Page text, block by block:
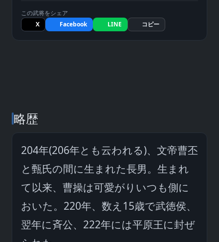
この武将をシェア
X
Facebook LINE コピー
略歴
204年(206年とも云われる)、文帝曹丕
と甄氏の間に生まれた長男。生まれ
て以来、曹操は可愛がりいつも側に
おいた。220年、数え15歳で武徳侯、
翌年に斉公、222年には平原王に封ぜ